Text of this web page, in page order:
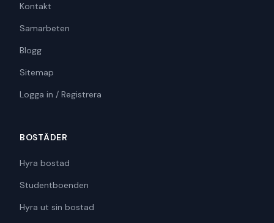
Kontakt
Samarbeten
Blogg
Sitemap
Logga in / Registrera
BOSTÄDER
Hyra bostad
Studentboenden
Hyra ut sin bostad